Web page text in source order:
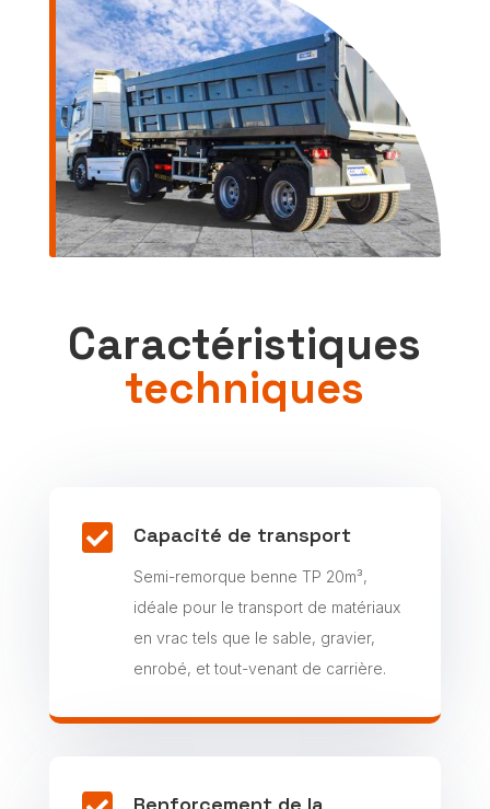
Caractéristiques
techniques
 Capacité de transport
Semi-remorque benne TP 20m³,
idéale pour le transport de matériaux
en vrac tels que le sable, gravier,
enrobé, et tout-venant de carrière.